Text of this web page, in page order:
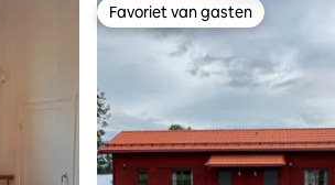
Favoriet van gasten
Favoriet van gasten